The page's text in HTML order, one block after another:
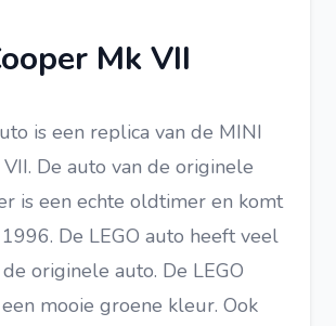
Mk VII
is een replica van de MINI
De auto van de originele
is een echte oldtimer en komt
De LEGO auto heeft veel
originele auto. De LEGO
mooie groene kleur. Ook